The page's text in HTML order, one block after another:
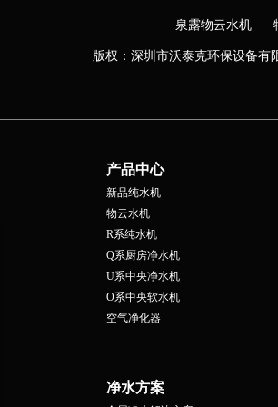
泉露物云水机
版权：深圳市沃泰克环保设备
产品中心
新品纯水机
物云水机
R系纯水机
Q系厨房净水机
U系中央净水机
O系中央软水机
空气净化器
净水方案